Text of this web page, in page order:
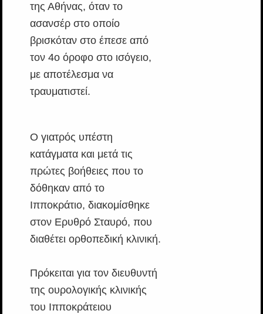
της Αθήνας, όταν το
ασανσέρ στο οποίο
βρισκόταν στο έπεσε από
τον 4ο όροφο στο ισόγειο,
με αποτέλεσμα να
τραυματιστεί.
Ο γιατρός υπέστη
κατάγματα και μετά τις
πρώτες βοήθειες που το
δόθηκαν από το
Ιπποκράτιο, διακομίσθηκε
στον Ερυθρό Σταυρό, που
διαθέτει ορθοπεδική κλινική.
Πρόκειται για τον διευθυντή
της ουρολογικής κλινικής
του Ιπποκράτειου